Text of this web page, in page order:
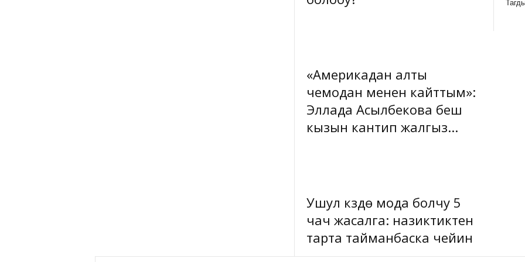
«Америкадан алты
чемодан менен кайттым»:
Эллада Асылбекова беш
кызын кантип жалгыз...
Ушул күздө мода болчу 5
чач жасалга: назиктиктен
тарта тайманбаска чейин